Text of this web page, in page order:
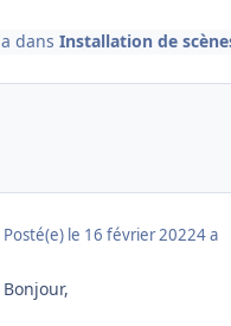
dans Installation de
Posté(e) le 16 février 20224 a
Bonjour,